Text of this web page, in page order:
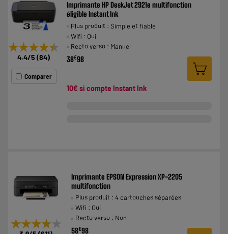
★★★★★
★★★★★
4.4/5 (84)
Comparer
Imprimante HP DeskJet 2921e multifonction
éligible Instant Ink
Plus produit : Simple et fiable
Wifi : Oui
Recto verso : Manuel
38€98
10€ si compte Instant Ink
★★★★★
★★★★★
Imprimante EPSON Expression XP-2205
multifonction
Plus produit : 4 cartouches séparées
Wifi : Oui
Recto verso : Non
58€98